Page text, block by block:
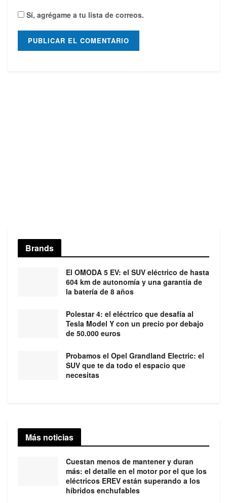
Sí, agrégame a tu lista de correos.
Brands
El OMODA 5 EV: el SUV eléctrico de hasta
604 km de autonomía y una garantía de
la batería de 8 años
Polestar 4: el eléctrico que desafía al
Tesla Model Y con un precio por debajo
de 50.000 euros
Probamos el Opel Grandland Electric: el
SUV que te da todo el espacio que
necesitas
Más noticias
Cuestan menos de mantener y duran
más: el detalle en el motor por el que los
eléctricos EREV están superando a los
híbridos enchufables